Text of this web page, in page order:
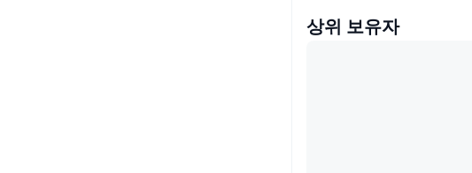
상위 보유자